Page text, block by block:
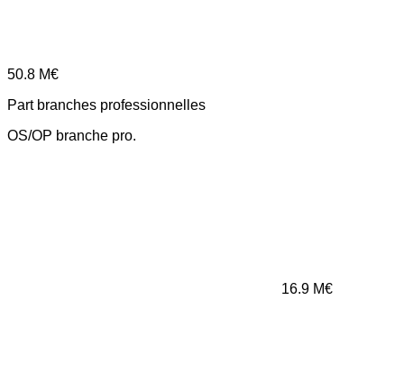
50.8 M€
Part branches professionnelles
OS/OP branche pro.
16.9 M€